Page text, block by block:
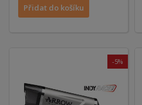
Přidat do košíku
-5%